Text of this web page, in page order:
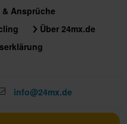
Ansprüche
Über 24mx.de
info@24mx.de